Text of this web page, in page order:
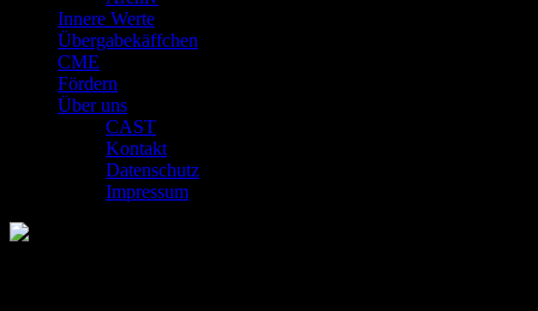
Innere Werte
Übergabekäffchen
CME
Fördern
Über uns
CAST
Kontakt
Datenschutz
Impressum